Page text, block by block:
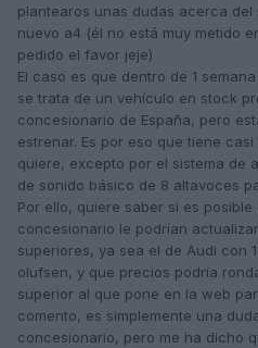
plantearos unas dudas acerca del
nuevo a4 (él no está muy metido
pedido el favor jeje)
El caso es que dentro de 1
se trata de un vehículo en stock
concesionario de España, pero
estrenar. Es por eso que tiene
quiere, excepto por el sistema de
de sonido básico de 8 altavoces
Por ello, quiere saber si es
concesionario le podrían
superiores, ya sea el de Audi con
olufsen, y que precios podría
superior al que pone en la web
comento, es simplemente una
concesionario, pero me ha dicho